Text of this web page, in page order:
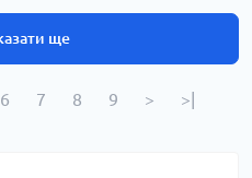
ще
6 7 8 9 > >|